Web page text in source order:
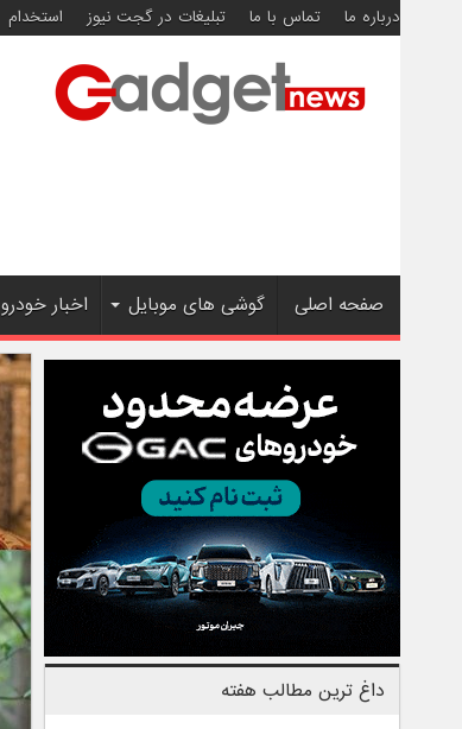
درباره ما تماس با ما تبلیغات در گجت نیوز استخدام
صفحه اصلی گوشی های موبایل اخبار خودرو
داغ ترین مطالب هفته